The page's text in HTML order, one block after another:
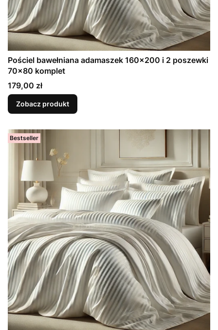
Pościel bawełniana adamaszek 160x200 i 2 poszewki
70x80 komplet
Cena
179,00 zł
Zobacz produkt
Bestseller